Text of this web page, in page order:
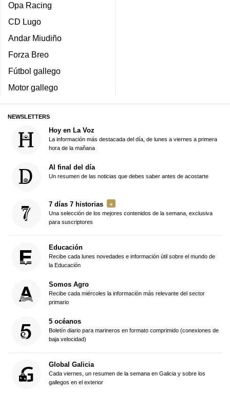
Opa Racing
CD Lugo
Andar Miudiño
Forza Breo
Fútbol gallego
Motor gallego
NEWSLETTERS
Hoy en La Voz
La información más destacada del día, de lunes a viernes a primera
hora de la mañana
Al final del día
Un resumen de las noticias que debes saber antes de acostarte
7 días 7 historias
Una selección de los mejores contenidos de la semana, exclusiva
para suscriptores
Educación
Recibe cada lunes novedades e información útil sobre el mundo de
la Educación
Somos Agro
Recibe cada miércoles la información más relevante del sector
primario
5 océanos
Boletín diario para marineros en formato comprimido (conexiones de
baja velocidad)
Global Galicia
Cada viernes, un resumen de la semana en Galicia y sobre los
gallegos en el exterior